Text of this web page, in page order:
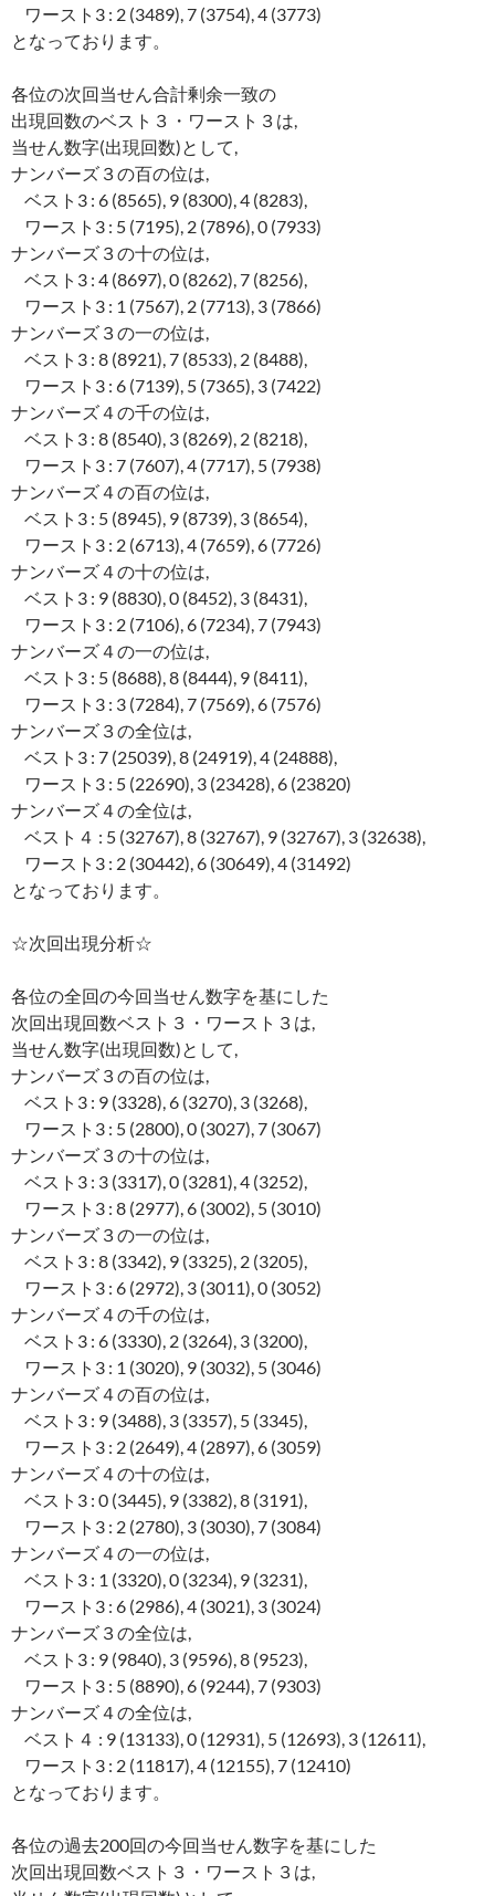
ワースト3 : 2 (3489), 7 (3754), 4 (3773)
となっております。
各位の次回当せん合計剰余一致の
出現回数のベスト３・ワースト３は,
当せん数字(出現回数)として,
ナンバーズ３の百の位は,
ベスト3 : 6 (8565), 9 (8300), 4 (8283),
ワースト3 : 5 (7195), 2 (7896), 0 (7933)
ナンバーズ３の十の位は,
ベスト3 : 4 (8697), 0 (8262), 7 (8256),
ワースト3 : 1 (7567), 2 (7713), 3 (7866)
ナンバーズ３の一の位は,
ベスト3 : 8 (8921), 7 (8533), 2 (8488),
ワースト3 : 6 (7139), 5 (7365), 3 (7422)
ナンバーズ４の千の位は,
ベスト3 : 8 (8540), 3 (8269), 2 (8218),
ワースト3 : 7 (7607), 4 (7717), 5 (7938)
ナンバーズ４の百の位は,
ベスト3 : 5 (8945), 9 (8739), 3 (8654),
ワースト3 : 2 (6713), 4 (7659), 6 (7726)
ナンバーズ４の十の位は,
ベスト3 : 9 (8830), 0 (8452), 3 (8431),
ワースト3 : 2 (7106), 6 (7234), 7 (7943)
ナンバーズ４の一の位は,
ベスト3 : 5 (8688), 8 (8444), 9 (8411),
ワースト3 : 3 (7284), 7 (7569), 6 (7576)
ナンバーズ３の全位は,
ベスト3 : 7 (25039), 8 (24919), 4 (24888),
ワースト3 : 5 (22690), 3 (23428), 6 (23820)
ナンバーズ４の全位は,
ベスト４ : 5 (32767), 8 (32767), 9 (32767), 3 (32638),
ワースト3 : 2 (30442), 6 (30649), 4 (31492)
となっております。
☆次回出現分析☆
各位の全回の今回当せん数字を基にした
次回出現回数ベスト３・ワースト３は,
当せん数字(出現回数)として,
ナンバーズ３の百の位は,
ベスト3 : 9 (3328), 6 (3270), 3 (3268),
ワースト3 : 5 (2800), 0 (3027), 7 (3067)
ナンバーズ３の十の位は,
ベスト3 : 3 (3317), 0 (3281), 4 (3252),
ワースト3 : 8 (2977), 6 (3002), 5 (3010)
ナンバーズ３の一の位は,
ベスト3 : 8 (3342), 9 (3325), 2 (3205),
ワースト3 : 6 (2972), 3 (3011), 0 (3052)
ナンバーズ４の千の位は,
ベスト3 : 6 (3330), 2 (3264), 3 (3200),
ワースト3 : 1 (3020), 9 (3032), 5 (3046)
ナンバーズ４の百の位は,
ベスト3 : 9 (3488), 3 (3357), 5 (3345),
ワースト3 : 2 (2649), 4 (2897), 6 (3059)
ナンバーズ４の十の位は,
ベスト3 : 0 (3445), 9 (3382), 8 (3191),
ワースト3 : 2 (2780), 3 (3030), 7 (3084)
ナンバーズ４の一の位は,
ベスト3 : 1 (3320), 0 (3234), 9 (3231),
ワースト3 : 6 (2986), 4 (3021), 3 (3024)
ナンバーズ３の全位は,
ベスト3 : 9 (9840), 3 (9596), 8 (9523),
ワースト3 : 5 (8890), 6 (9244), 7 (9303)
ナンバーズ４の全位は,
ベスト４ : 9 (13133), 0 (12931), 5 (12693), 3 (12611),
ワースト3 : 2 (11817), 4 (12155), 7 (12410)
となっております。
各位の過去200回の今回当せん数字を基にした
次回出現回数ベスト３・ワースト３は,